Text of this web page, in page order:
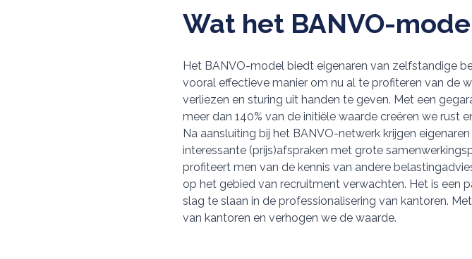
Wat het BANVO-
Het BANVO-model biedt eigenaren van zelfstandige
vooral effectieve manier om nu al te profiteren van de
verliezen en sturing uit handen te geven. Met een
meer dan 140% van de initiële waarde creëren we rust
Na aansluiting bij het BANVO-netwerk krijgen
interessante (prijs)afspraken met grote
profiteert men van de kennis van andere
op het gebied van recruitment verwachten. Het is een
slag te slaan in de professionalisering van kantoren.
van kantoren en verhogen we de waarde.